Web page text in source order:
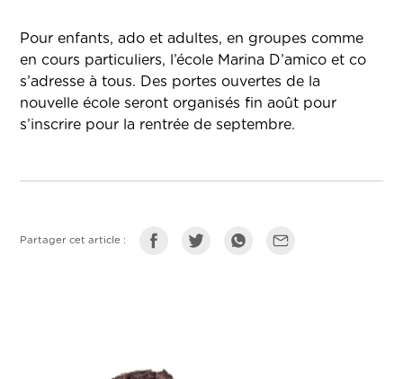
Pour enfants, ado et adultes, en groupes comme
en cours particuliers, l’école Marina D’amico et co
s’adresse à tous. Des portes ouvertes de la
nouvelle école seront organisés fin août pour
s’inscrire pour la rentrée de septembre.
Partager cet article :